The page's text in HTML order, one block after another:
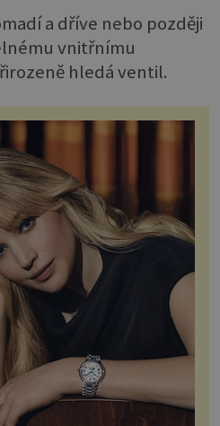
a dříve nebo později
vnitřnímu
hledá ventil.